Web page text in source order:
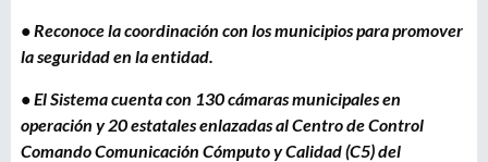
• Reconoce la coordinación con los municipios para promover
la seguridad en la entidad.
• El Sistema cuenta con 130 cámaras municipales en
operación y 20 estatales enlazadas al Centro de Control
Comando Comunicación Cómputo y Calidad (C5) del